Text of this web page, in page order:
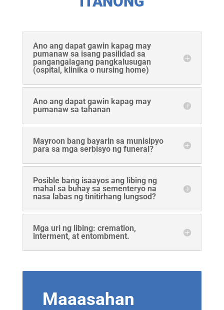
Ano ang dapat gawin kapag may
pumanaw sa isang pasilidad sa
pangangalagang pangkalusugan
(ospital, klinika o nursing home)
Ano ang dapat gawin kapag may
pumanaw sa tahanan
Mayroon bang bayarin sa munisipyo
para sa mga serbisyo ng funeral?
Posible bang isaayos ang libing ng
mahal sa buhay sa sementeryo na
nasa labas ng tinitirhang lungsod?
Mga uri ng libing: cremation,
interment, at entombment.
Maaasahan